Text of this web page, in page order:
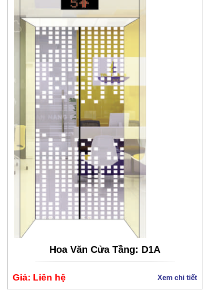
Hoa Văn Cửa Tầng: D1A
Giá: Liên hệ Xem chi tiết